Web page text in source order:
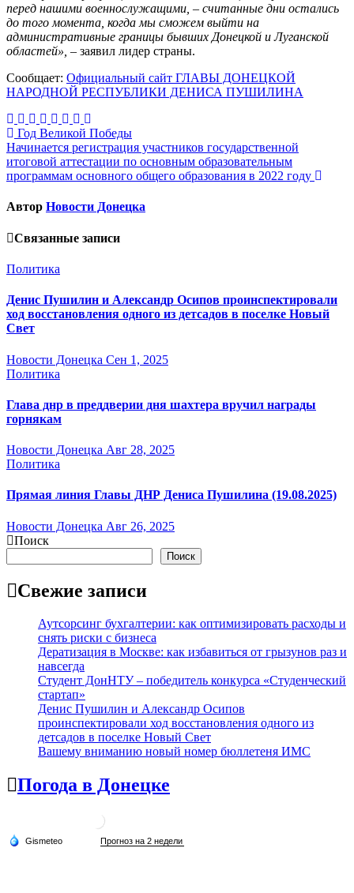
перед нашими военнослужащими, – считанные дни остались
до того момента, когда мы сможем выйти на
административные границы бывших Донецкой и Луганской
областей», – заявил лидер страны.
Сообщает: Официальный сайт ГЛАВЫ ДОНЕЦКОЙ
НАРОДНОЙ РЕСПУБЛИКИ ДЕНИСА ПУШИЛИНА
Навигация
по
записям
Год Великой Победы
Начинается регистрация участников государственной
итоговой аттестации по основным образовательным
программам основного общего образования в 2022 году
Автор Новости Донецка
Связанные записи
Политика
Денис Пушилин и Александр Осипов проинспектировали
ход восстановления одного из детсадов в поселке Новый
Свет
Новости Донецка Сен 1, 2025
Политика
Глава днр в преддверии дня шахтера вручил награды
горнякам
Новости Донецка Авг 28, 2025
Политика
Прямая линия Главы ДНР Дениса Пушилина (19.08.2025)
Новости Донецка Авг 26, 2025
Поиск
Поиск
Свежие записи
Аутсорсинг бухгалтерии: как оптимизировать расходы и
снять риски с бизнеса
Дератизация в Москве: как избавиться от грызунов раз и
навсегда
Студент ДонНТУ – победитель конкурса «Студенческий
стартап»
Денис Пушилин и Александр Осипов
проинспектировали ход восстановления одного из
детсадов в поселке Новый Свет
Вашему вниманию новый номер бюллетеня ИМС
Погода в Донецке